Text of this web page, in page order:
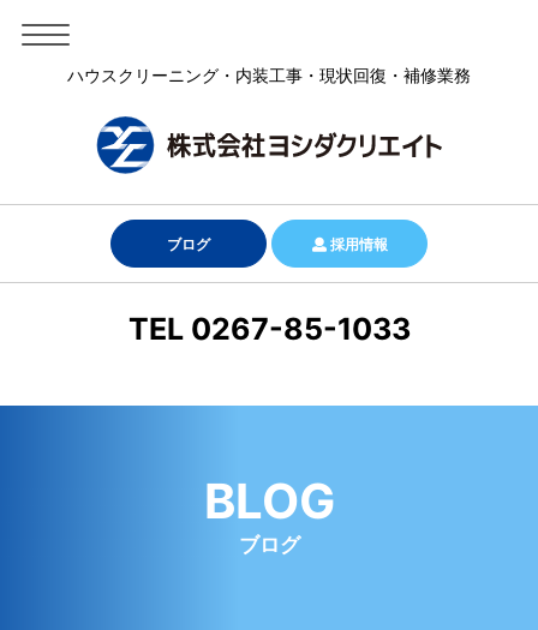
ハウスクリーニング・内装工事・現状回復・補修業務
ブログ 採用情報
TEL 0267-85-1033
BLOG
ブログ